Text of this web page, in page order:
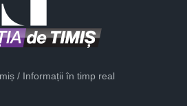
/ Informații în timp real